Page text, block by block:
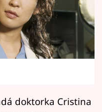
Vary
doktorka Cristina